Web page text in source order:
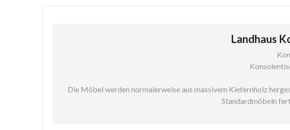
Landhaus
Die Möbel werden normalerweise aus massivem Kiefernholz
Standardmöbeln